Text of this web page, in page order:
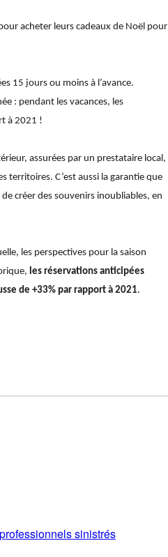
acheter leurs cadeaux de Noël pour
15 jours ou moins à l’avance.
: pendant les vacances, les
à 2021 !
assurées par un prestataire local,
C’est aussi la garantie que
créer des souvenirs inoubliables, en
les perspectives pour la saison
les réservations anticipées
de +33% par rapport à 2021.
sinistrés